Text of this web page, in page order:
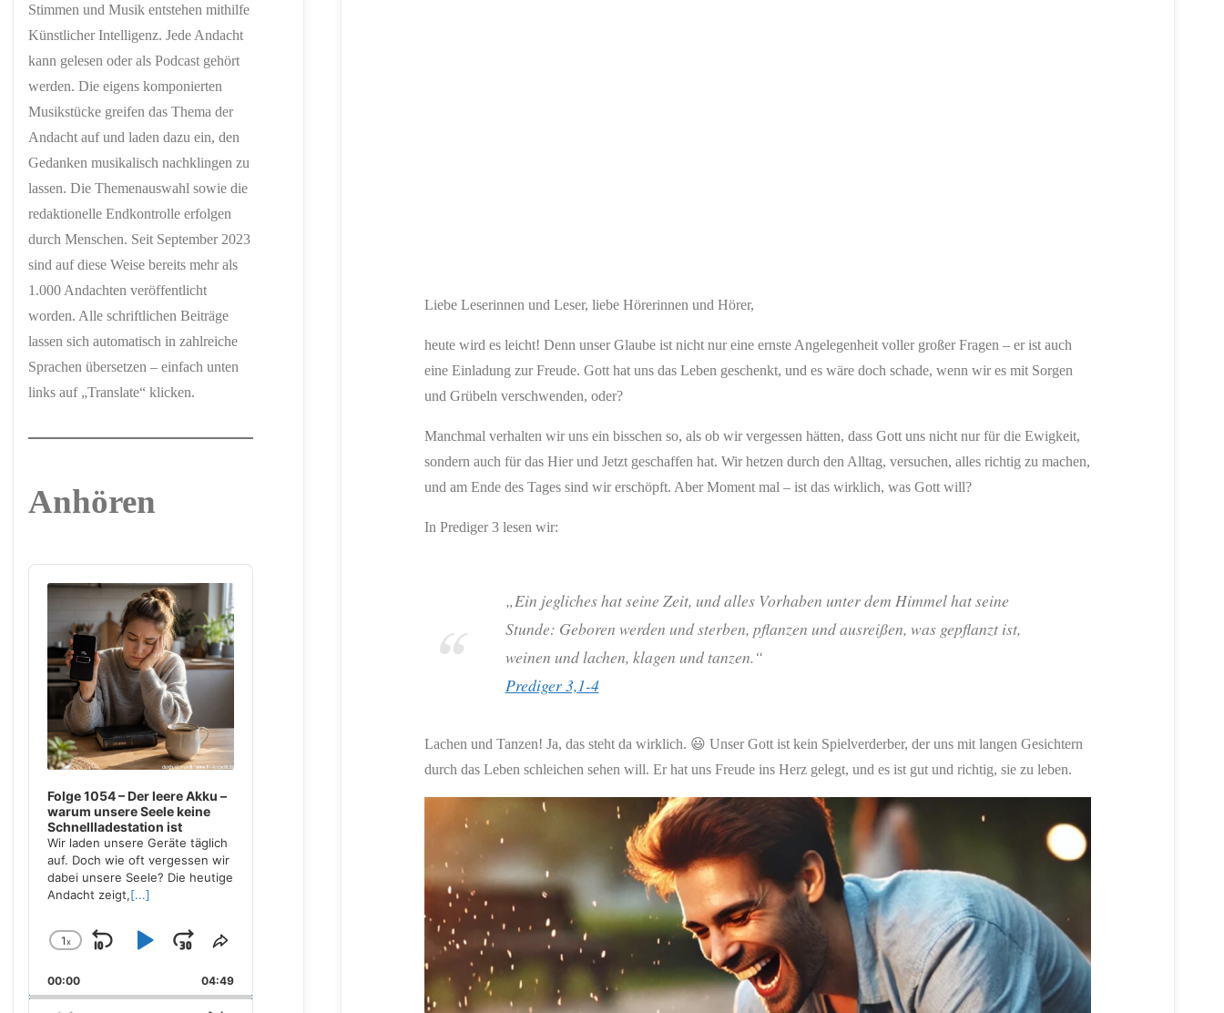
Liebe Leserinnen und Leser, liebe Hörerinnen und Hörer,
heute wird es leicht! Denn unser Glaube ist nicht nur eine ernste Angelegenheit voller großer Fragen – er ist auch
eine Einladung zur Freude. Gott hat uns das Leben geschenkt, und es wäre doch schade, wenn wir es mit Sorgen
und Grübeln verschwenden, oder?
Manchmal verhalten wir uns ein bisschen so, als ob wir vergessen hätten, dass Gott uns nicht nur für die Ewigkeit,
sondern auch für das Hier und Jetzt geschaffen hat. Wir hetzen durch den Alltag, versuchen, alles richtig zu machen,
und am Ende des Tages sind wir erschöpft. Aber Moment mal – ist das wirklich, was Gott will?
In Prediger 3 lesen wir:
„Ein jegliches hat seine Zeit, und alles Vorhaben unter dem Himmel hat seine
Stunde: Geboren werden und sterben, pflanzen und ausreißen, was gepflanzt ist,
weinen und lachen, klagen und tanzen.“
Prediger 3,1-4
Lachen und Tanzen! Ja, das steht da wirklich. 😃 Unser Gott ist kein Spielverderber, der uns mit langen Gesichtern
durch das Leben schleichen sehen will. Er hat uns Freude ins Herz gelegt, und es ist gut und richtig, sie zu leben.
Stimmen und Musik entstehen mithilfe
Künstlicher Intelligenz. Jede Andacht
kann gelesen oder als Podcast gehört
werden. Die eigens komponierten
Musikstücke greifen das Thema der
Andacht auf und laden dazu ein, den
Gedanken musikalisch nachklingen zu
lassen. Die Themenauswahl sowie die
redaktionelle Endkontrolle erfolgen
durch Menschen. Seit September 2023
sind auf diese Weise bereits mehr als
1.000 Andachten veröffentlicht
worden. Alle schriftlichen Beiträge
lassen sich automatisch in zahlreiche
Sprachen übersetzen – einfach unten
links auf „Translate“ klicken.
Anhören
Audio
Player
Folge 1054 – Der leere Akku –
warum unsere Seele keine
Schnellladestation ist
Wir laden unsere Geräte täglich
auf. Doch wie oft vergessen wir
dabei unsere Seele? Die heutige
Andacht zeigt,[...]
Change
Rate
1x
Skip
Backward
Play
Pause
Jump
Forward
Share
Episode
00:00 04:49